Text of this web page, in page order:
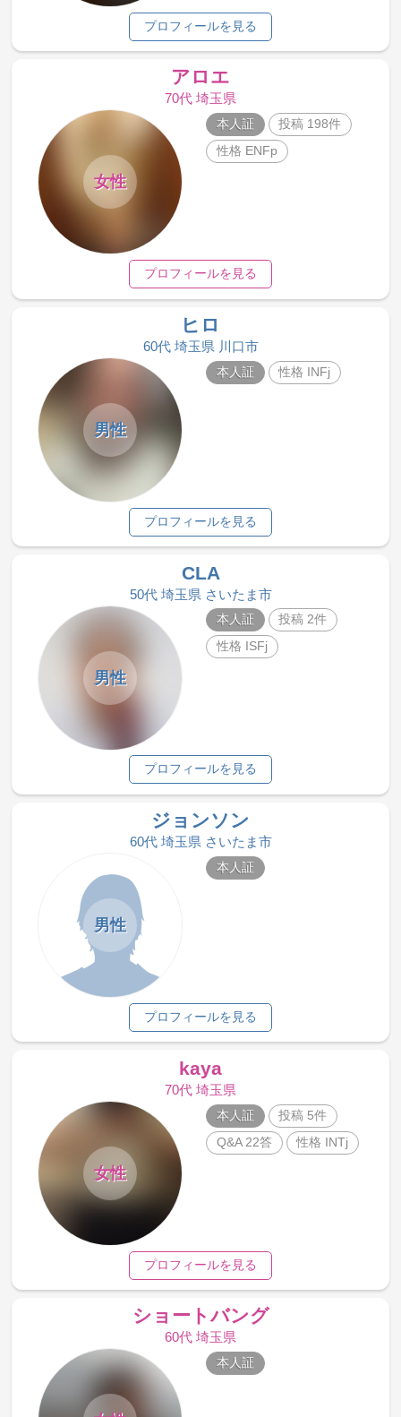
プロフィールを見る
アロエ
70代 埼玉県
女性
本人証
投稿 198件
性格 ENFp
プロフィールを見る
ヒロ
60代 埼玉県 川口市
男性
本人証 性格 INFj
プロフィールを見る
CLA
50代 埼玉県 さいたま市
男性
本人証
投稿 2件
性格 ISFj
プロフィールを見る
ジョンソン
60代 埼玉県 さいたま市
男性
本人証
プロフィールを見る
kaya
70代 埼玉県
女性
本人証
投稿 5件
Q&A 22答
性格 INTj
プロフィールを見る
ショートバング
60代 埼玉県
本人証